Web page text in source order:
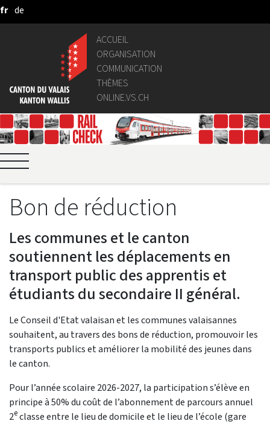
Saut au contenu principal
fr de
ACCUEIL
ORGANISATION
COMMUNICATION
THÈMES
ONLINE.VS.CH
Bon de réduction
Les communes et le canton
soutiennent les déplacements en
transport public des apprentis et
étudiants du secondaire II général.
Le Conseil d'Etat valaisan et les communes valaisannes
souhaitent, au travers des bons de réduction, promouvoir les
transports publics et améliorer la mobilité des jeunes dans
le canton.
Pour l’année scolaire 2026-2027, la participation s’élève en
principe à 50% du coût de l’abonnement de parcours annuel
2eclasse entre le lieu de domicile et le lieu de l’école (gare